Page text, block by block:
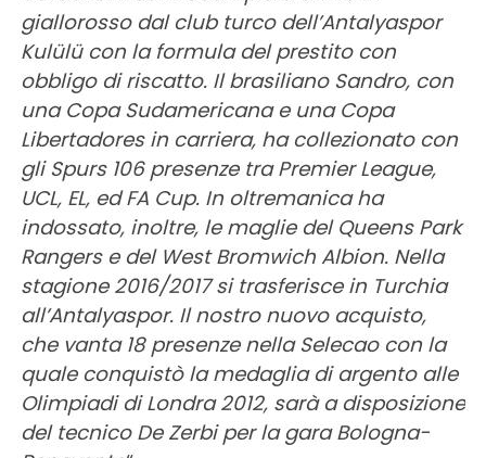
giallorosso dal club turco dell’Antalyaspor
Kulülü con la formula del prestito con
obbligo di riscatto. Il brasiliano Sandro, con
una Copa Sudamericana e una Copa
Libertadores in carriera, ha collezionato con
gli Spurs 106 presenze tra Premier League,
UCL, EL, ed FA Cup. In oltremanica ha
indossato, inoltre, le maglie del Queens Park
Rangers e del West Bromwich Albion. Nella
stagione 2016/2017 si trasferisce in Turchia
all’Antalyaspor. Il nostro nuovo acquisto,
che vanta 18 presenze nella Selecao con la
quale conquistò la medaglia di argento alle
Olimpiadi di Londra 2012, sarà a disposizione
del tecnico De Zerbi per la gara Bologna-